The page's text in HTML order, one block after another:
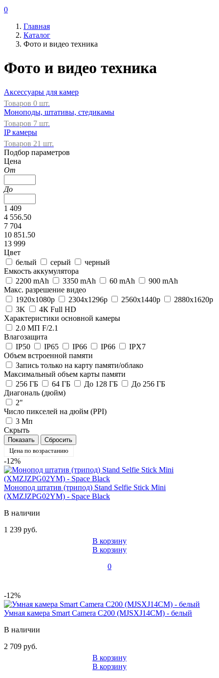
0
Главная
Каталог
Фото и видео техника
Фото и видео техника
Аксессуары для камер
Товаров 0 шт.
Моноподы, штативы, стедикамы
Товаров 7 шт.
IP камеры
Товаров 21 шт.
Подбор параметров
Цена
От
До
1 409
4 556.50
7 704
10 851.50
13 999
Цвет
белый
серый
черный
Емкость аккумулятора
2200 mAh
3350 mAh 60 mAh
900 mАh
Макс. разрешение видео
1920x1080p
2304x1296p 2560x1440p
2880х1620p
3K
4К Full HD
Характеристики основной камеры
2.0 МП F/2.1
Влагозащита
IP50
IP65 IP66 IP66
IPX7
Объем встроенной памяти
Запись только на карту памяти/облако
Максимальный объем карты памяти
256 ГБ
64 ГБ До 128 ГБ
До 256 ГБ
Диагональ (дюйм)
2"
Число пикселей на дюйм (PPI)
3 Мп
Скрыть
Цена по возрастанию
-12%
Монопод штатив (трипод) Stand Selfie Stick Mini
(XMZJZPG02YM) - Space Black
В наличии
1 239 руб.
В корзину
В корзину
0
-12%
Умная камера Smart Camera C200 (MJSXJ14CM) - белый
В наличии
2 709 руб.
В корзину
В корзину